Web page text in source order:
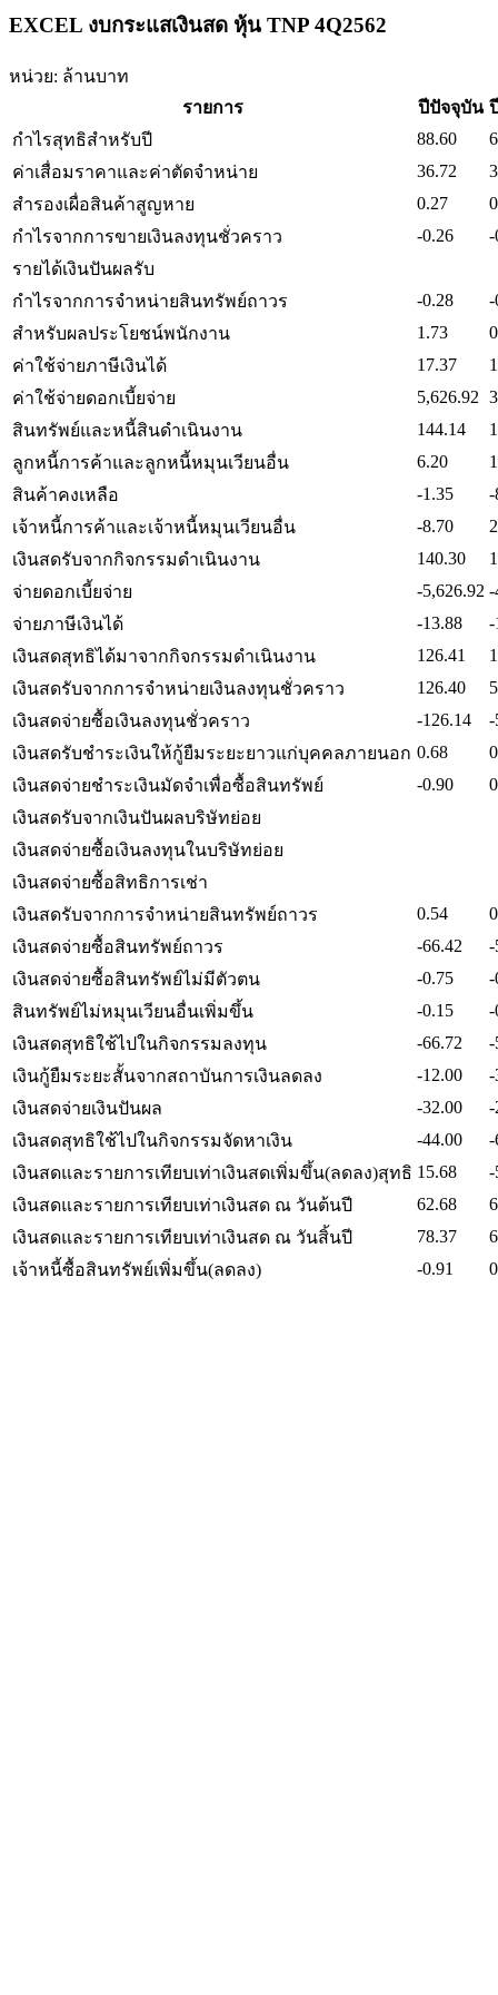
EXCEL งบกระแสเงินสด หุ้น TNP 4Q2562
หน่วย: ล้านบาท
รายการ
ปีปัจจุบัน
กำไรสุทธิสำหรับปี
88.60
ค่าเสื่อมราคาและค่าตัดจำหน่าย
36.72
สำรองเผื่อสินค้าสูญหาย
0.27
กำไรจากการขายเงินลงทุนชั่วคราว
-0.26
-
รายได้เงินปันผลรับ
กำไรจากการจำหน่ายสินทรัพย์ถาวร
-0.28
-
สำหรับผลประโยชน์พนักงาน
1.73
ค่าใช้จ่ายภาษีเงินได้
17.37
ค่าใช้จ่ายดอกเบี้ยจ่าย
5,626.92
สินทรัพย์และหนี้สินดำเนินงาน
144.14
ลูกหนี้การค้าและลูกหนี้หมุนเวียนอื่น
6.20
สินค้าคงเหลือ
-1.35
-
เจ้าหนี้การค้าและเจ้าหนี้หมุนเวียนอื่น
-8.70
เงินสดรับจากกิจกรรมดำเนินงาน
140.30
จ่ายดอกเบี้ยจ่าย
-5,626.92 -
จ่ายภาษีเงินได้
-13.88
-
เงินสดสุทธิได้มาจากกิจกรรมดำเนินงาน
126.41
เงินสดรับจากการจำหน่ายเงินลงทุนชั่วคราว
126.40
เงินสดจ่ายซื้อเงินลงทุนชั่วคราว
-126.14
-
เงินสดรับชำระเงินให้กู้ยืมระยะยาวแก่บุคคลภายนอก 0.68
เงินสดจ่ายชำระเงินมัดจำเพื่อซื้อสินทรัพย์
-0.90
เงินสดรับจากเงินปันผลบริษัทย่อย
เงินสดจ่ายซื้อเงินลงทุนในบริษัทย่อย
เงินสดจ่ายซื้อสิทธิการเช่า
เงินสดรับจากการจำหน่ายสินทรัพย์ถาวร
0.54
เงินสดจ่ายซื้อสินทรัพย์ถาวร
-66.42
-
เงินสดจ่ายซื้อสินทรัพย์ไม่มีตัวตน
-0.75
-
สินทรัพย์ไม่หมุนเวียนอื่นเพิ่มขึ้น
-0.15
-
เงินสดสุทธิใช้ไปในกิจกรรมลงทุน
-66.72
-
เงินกู้ยืมระยะสั้นจากสถาบันการเงินลดลง
-12.00
-
เงินสดจ่ายเงินปันผล
-32.00
-
เงินสดสุทธิใช้ไปในกิจกรรมจัดหาเงิน
-44.00
-
เงินสดและรายการเทียบเท่าเงินสดเพิ่มขึ้น(ลดลง)สุทธิ 15.68
-
เงินสดและรายการเทียบเท่าเงินสด ณ วันต้นปี
62.68
เงินสดและรายการเทียบเท่าเงินสด ณ วันสิ้นปี
78.37
เจ้าหนี้ซื้อสินทรัพย์เพิ่มขึ้น(ลดลง)
-0.91